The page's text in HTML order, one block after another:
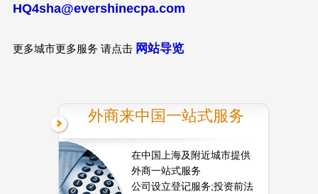
HQ4sha@evershinecpa.com
更多城市更多服务 请点击 网站导览
外商来中国一站式服务
在中国上海及附近城市提供
外商一站式服务
公司设立登记服务;投资前法